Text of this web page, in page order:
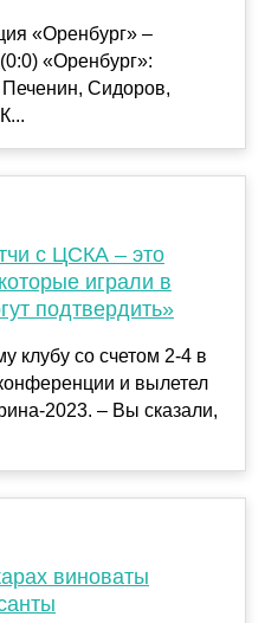
«Оренбург» –
«Оренбург»:
Сидоров,
с ЦСКА – это
играли в
подтвердить»
клубу со счетом 2-4 в
и вылетел
2023. – Вы сказали,
виноваты